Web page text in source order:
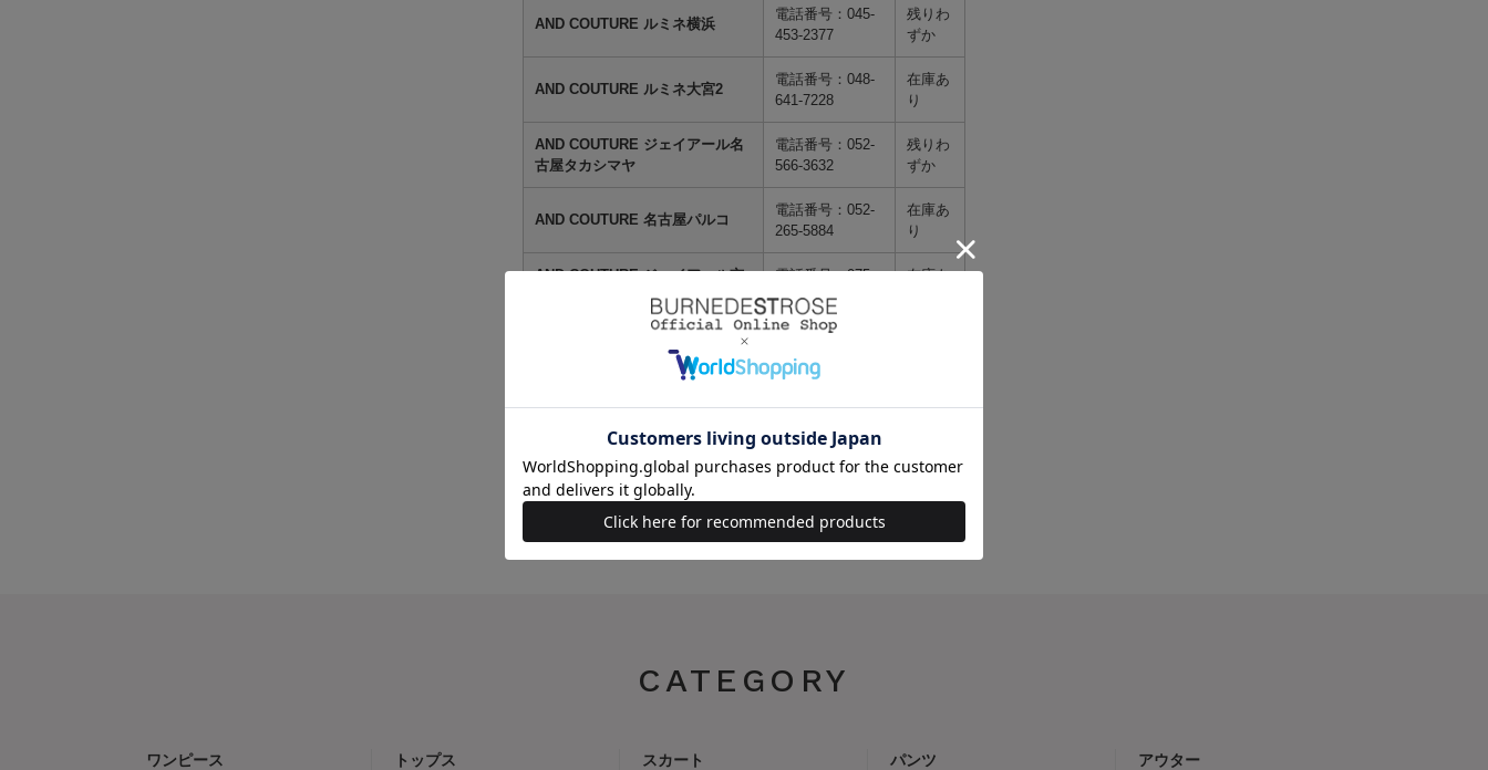
AND COUTURE ルミネ横浜
電話番号：045-
453-2377
残りわ
ずか
AND COUTURE ルミネ大宮2
電話番号：048-
641-7228
在庫あ
り
AND COUTURE ジェイアール名
古屋タカシマヤ
電話番号：052-
566-3632
残りわ
ずか
AND COUTURE 名古屋パルコ
電話番号：052-
265-5884
在庫あ
り
AND COUTURE ジェイアール京
電話番号：075-
746-5155
在庫あ
AND COUTURE 天神ソラリア
753-4856
電話番号：06-
残りわ
CATEGORY
ワンピース トップス スカート パンツ アウター